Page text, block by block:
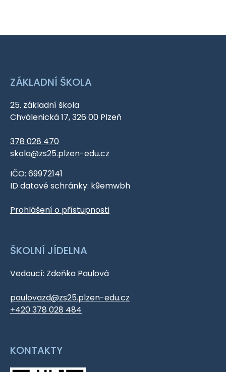
ZÁKLADNÍ ŠKOLA
25. základní škola
Chválenická 17, 326 00 Plzeň
378 028 470
skola@zs25.plzen-edu.cz
IČO: 69972141
ID datové schránky: k9emwbh
Prohlášení o přístupnosti
ŠKOLNÍ JÍDELNA
Vedoucí: Zdeňka Paulová
paulovazd@zs25.plzen-edu.cz
+420 378 028 484
KONTAKTY